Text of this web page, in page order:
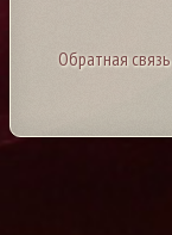
Обратная связь